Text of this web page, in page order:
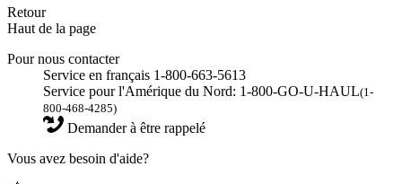
Retour
Haut de la page
Pour nous contacter
Service en français 1-800-663-5613
Service pour l'Amérique du Nord: 1-800-GO-U-HAUL(1-
800-468-4285)
Demander à être rappelé
Vous avez besoin d'aide?